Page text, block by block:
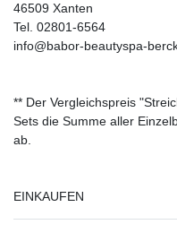
46509 Xanten
Tel. 02801-6564
info@babor-beautyspa-
** Der Vergleichspreis
Sets die Summe aller
ab.
EINKAUFEN